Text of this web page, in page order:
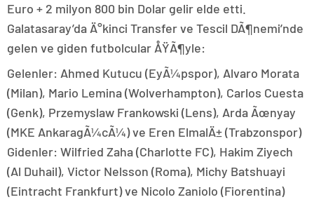
Euro + 2 milyon 800 bin Dolar gelir elde etti.
Galatasaray’da Ä°kinci Transfer ve Tescil DÃ¶nemi’nde
gelen ve giden futbolcular ÅŸÃ¶yle:
Gelenler: Ahmed Kutucu (EyÃ¼pspor), Alvaro Morata
(Milan), Mario Lemina (Wolverhampton), Carlos Cuesta
(Genk), Przemyslaw Frankowski (Lens), Arda Ãœnyay
(MKE AnkaragÃ¼cÃ¼) ve Eren ElmalÄ± (Trabzonspor)
Gidenler: Wilfried Zaha (Charlotte FC), Hakim Ziyech
(Al Duhail), Victor Nelsson (Roma), Michy Batshuayi
(Eintracht Frankfurt) ve Nicolo Zaniolo (Fiorentina)